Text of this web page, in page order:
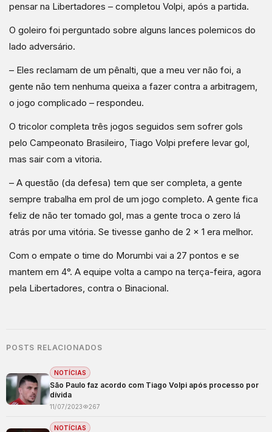
pensar na Libertadores – completou Volpi, após a partida.
O goleiro foi perguntado sobre alguns lances polemicos do
lado adversário.
– Eles reclamam de um pênalti, que a meu ver não foi, a
gente não tem nenhuma queixa a fazer contra a arbitragem,
o jogo complicado – respondeu.
O tricolor completa três jogos seguidos sem sofrer gols
pelo Campeonato Brasileiro, Tiago Volpi prefere levar gol,
mas sair com a vitoria.
– A questão (da defesa) tem que ser completa, a gente
sempre trabalha em prol de um jogo completo. A gente fica
feliz de não ter tomado gol, mas a gente troca o zero lá
atrás por uma vitória. Se tivesse ganho de 2 x 1 era melhor.
Com o empate o time do Morumbi vai a 27 pontos e se
mantem em 4°. A equipe volta a campo na terça-feira, agora
pela Libertadores, contra o Binacional.
POSTS RELACIONADOS
NOTÍCIAS
São Paulo faz acordo com Tiago Volpi após processo por
dívida
11/07/2023 267
NOTÍCIAS